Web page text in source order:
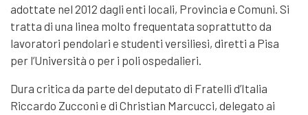
adottate nel 2012 dagli enti locali, Provincia e Comuni. Si
tratta di una linea molto frequentata soprattutto da
lavoratori pendolari e studenti versiliesi, diretti a Pisa
per l’Università o per i poli ospedalieri.
Dura critica da parte del deputato di Fratelli d’Italia
Riccardo Zucconi e di Christian Marcucci, delegato ai